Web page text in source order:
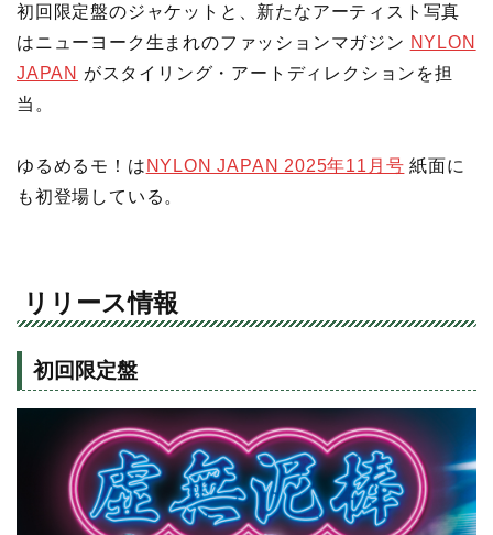
初回限定盤のジャケットと、新たなアーティスト写真
はニューヨーク生まれのファッションマガジン NYLON
JAPAN がスタイリング・アートディレクションを担
当。
ゆるめるモ！は NYLON JAPAN 2025年11月号 紙面に
も初登場している。
リリース情報
初回限定盤